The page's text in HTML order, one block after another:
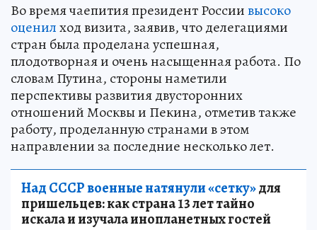
Во время чаепития президент Россиивысоко
оценилход визита, заявив, что делегациями
стран была проделана успешная,
плодотворная и очень насыщенная работа. По
словам Путина, стороны наметили
перспективы развития двусторонних
отношений Москвы и Пекина, отметив также
работу, проделанную странами в этом
направлении за последние несколько лет.
Над СССР военные натянули «сетку»для
пришельцев: как страна 13 лет тайно
искала и изучала инопланетных гостей